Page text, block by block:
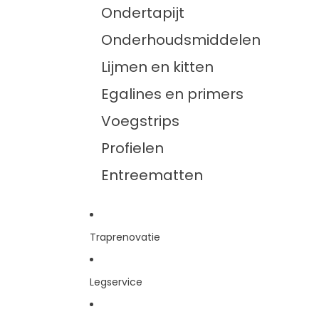
Ondertapijt
Onderhoudsmiddelen
Lijmen en kitten
Egalines en primers
Voegstrips
Profielen
Entreematten
Traprenovatie
Legservice